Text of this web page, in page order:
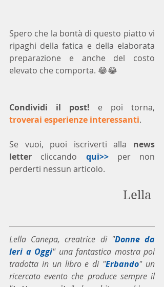
Spero che la bontà di questo piatto vi
ripaghi della fatica e della elaborata
preparazione e anche del costo
elevato che comporta. 😂😂
Condividi il post!
troverai esperienze interessanti.
Se vuoi, puoi iscriverti alla news
letter cliccando qui>> per non
perderti nessun articolo.
Lella
Lella Canepa, creatrice di "Donne da
Ieri a Oggi" una fantastica mostra poi
tradotta in un libro e di "Erbando" un
ricercato evento che produce sempre il